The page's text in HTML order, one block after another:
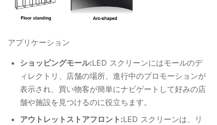
アプリケーション
ショッピングモール:LED スクリーンにはモールのデ
ィレクトリ、店舗の場所、進行中のプロモーションが
表示され、買い物客が簡単にナビゲートして好みの店
舗や施設を見つけるのに役立ちます。
アウトレットストアフロント:LED スクリーンは、リ